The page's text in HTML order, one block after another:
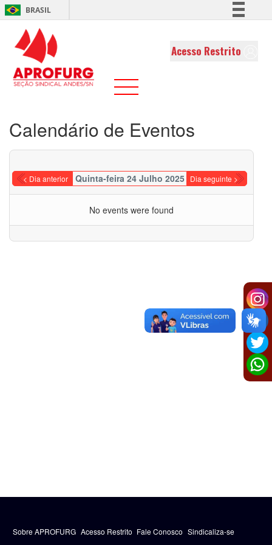
BRASIL
Comunica BR
Acesso Restrito
Calendário de Eventos
< Dia anterior Quinta-feira 24 Julho 2025 Dia seguinte >
No events were found
Sobre APROFURG Acesso Restrito Fale Conosco Sindicaliza-se